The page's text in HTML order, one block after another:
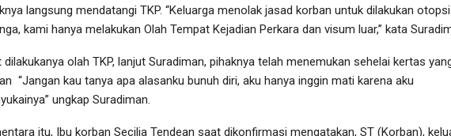
langsung mendatangi TKP. “Keluarga menolak jasad korban untuk dilakukan otopsi
kami hanya melakukan Olah Tempat Kejadian Perkara dan visum luar,” kata
dilakukanya olah TKP, lanjut Suradiman, pihaknya telah menemukan sehelai kertas
“Jangan kau tanya apa alasanku bunuh diri, aku hanya inggin mati karena aku
ungkap Suradiman.
itu, Ibu korban Secilia Tendean saat dikonfirmasi mengatakan, ST (Korban),